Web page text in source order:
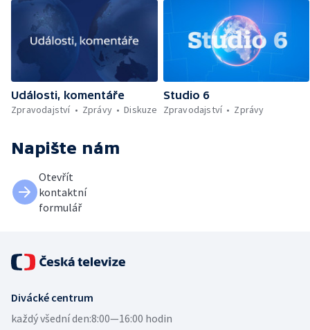
Události, komentáře
Zpravodajství
Zprávy Diskuze
Studio 6
Zpravodajství
Zprávy
Napište nám
Otevřít
kontaktní
formulář
Divácké centrum
každý všední den:8:00—16:00 hodin